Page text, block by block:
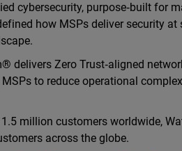
cybersecurity, purpose‑built for
how MSPs deliver security
delivers Zero Trust‑aligned
to reduce operational
million customers worldwide,
across the globe.